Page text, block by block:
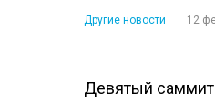
Другие новости 12
Девятый саммит